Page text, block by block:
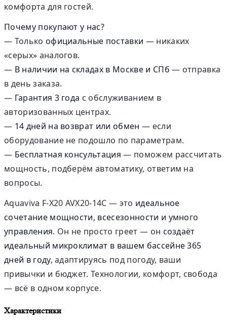
комфорта для гостей.
Почему покупают у нас?
— Только официальные поставки — никаких
«серых» аналогов.
— В наличии на складах в Москве и СПб — отправка
в день заказа.
— Гарантия 3 года с обслуживанием в
авторизованных центрах.
— 14 дней на возврат или обмен — если
оборудование не подошло по параметрам.
— Бесплатная консультация — поможем рассчитать
мощность, подберём автоматику, ответим на
вопросы.
Aquaviva F-X20 AVX20-14C — это идеальное
сочетание мощности, всесезонности и умного
управления. Он не просто греет — он создаёт
идеальный микроклимат в вашем бассейне 365
дней в году, адаптируясь под погоду, ваши
привычки и бюджет. Технологии, комфорт, свобода
— всё в одном корпусе.
Характеристики